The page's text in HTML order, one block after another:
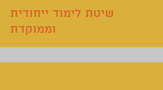
שיטת לימוד ייחודית
וממוקדת